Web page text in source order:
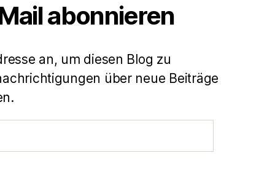
abonnieren
an, um diesen Blog zu
über neue Beiträge